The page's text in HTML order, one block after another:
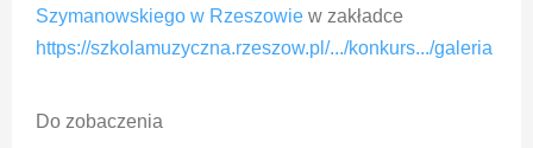
Szymanowskiego w Rzeszowie w zakładce
https://szkolamuzyczna.rzeszow.pl/.../konkurs.../galeria
Do zobaczenia